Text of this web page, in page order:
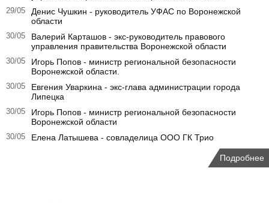
29/05
Денис Чушкин - руководитель УФАС по Воронежской
области
30/05
Валерий Карташов - экс-руководитель правового
управления правительства Воронежской области
30/05
Игорь Попов - министр региональной безопасности
Воронежской области.
30/05
Евгения Уваркина - экс-глава администрации города
Липецка
30/05
Игорь Попов - министр региональной безопасности
Воронежской области
30/05 Елена Латышева - совладелица ООО ГК Трио
Подробнее